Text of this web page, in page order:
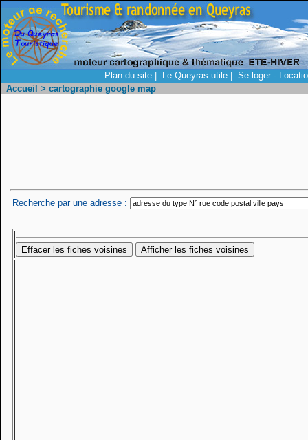
Plan du site Le Queyras utile
Se loger -
Accueil > cartographie google map
Recherche par une adresse :